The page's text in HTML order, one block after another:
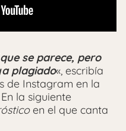
se parece, pero
plagiado«, escribía
de Instagram en la
la siguiente
en el que canta